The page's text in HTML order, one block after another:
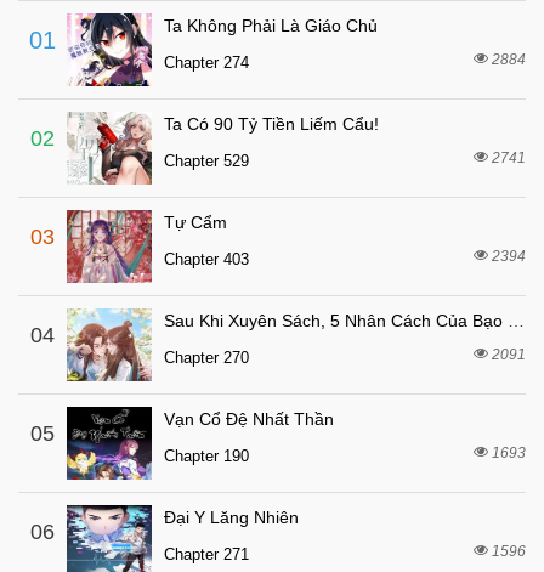
Chapter 327
Chapter 326
Chapter 325
Chapter 324 2 tháng trước
Chapter 323
Chapter 322
Chapter 321
Chapter 320 2 tháng trước
Chapter 319 6 ngày trước
Chapter 318
Chapter 317 6 ngày trước
Chapter 316
Chapter 315 6 ngày trước
Chapter 314
01
Ta Không Phải Là Giáo Chủ
Chapter 274 2884
02
Ta Có 90 Tỷ Tiền Liếm Cẩu!
Chapter 529 2741
03
Tự Cẩm
Chapter 403 2394
04
Chapter 270 2091
05
Vạn Cổ Đệ Nhất Thần
Chapter 190 1693
06
Đại Y Lăng Nhiên
Chapter 271 1596